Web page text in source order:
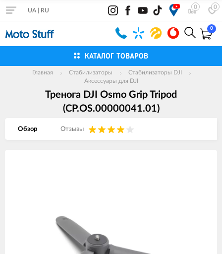
0 0
UA RU
0
КАТАЛОГ ТОВАРОВ
Главная Стабилизаторы
Стабилизаторы DJI
Аксессуары для DJI
Тренога DJI Osmo Grip Tripod
(CP.OS.00000041.01)
Обзор Отзывы